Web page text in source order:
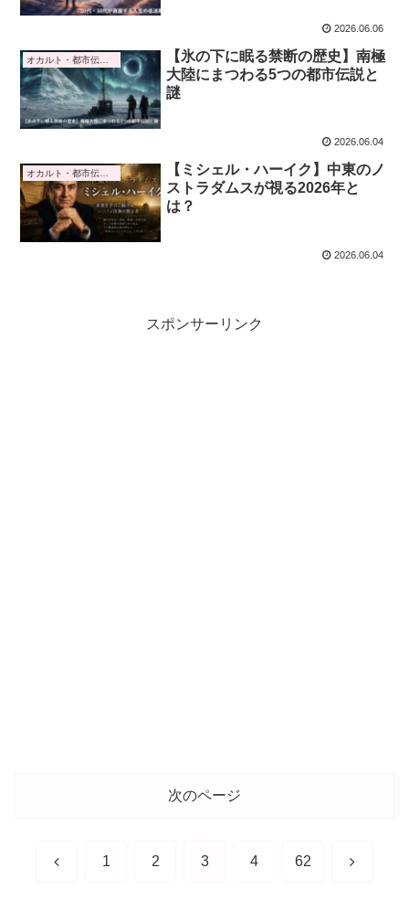
2026.06.06
オカルト・都市伝説・予言
【氷の下に眠る禁断の歴史】南極
大陸にまつわる5つの都市伝説と
謎
2026.06.04
オカルト・都市伝説・予言
【ミシェル・ハーイク】中東のノ
ストラダムスが視る2026年と
は？
2026.06.04
スポンサーリンク
次のページ
前 1 2 3 4 62 次